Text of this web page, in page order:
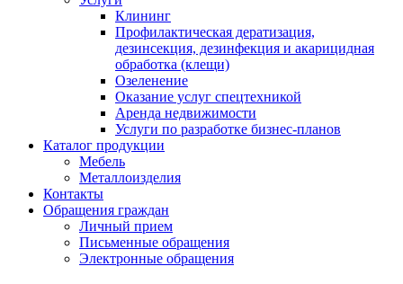
Клининг
Профилактическая дератизация,
дезинсекция, дезинфекция и акарицидная
обработка (клещи)
Озеленение
Оказание услуг спецтехникой
Аренда недвижимости
Услуги по разработке бизнес-планов
Каталог продукции
Мебель
Металлоизделия
Контакты
Обращения граждан
Личный прием
Письменные обращения
Электронные обращения